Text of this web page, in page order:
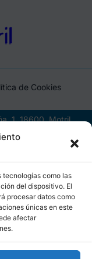
tecnologías como las
del dispositivo. El
procesar datos como
únicas en este
afectar
de Cookies
1, 18600, Motril,
L01181400